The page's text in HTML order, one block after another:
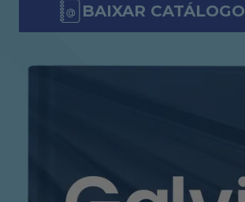
BAIXAR CATÁLOGO